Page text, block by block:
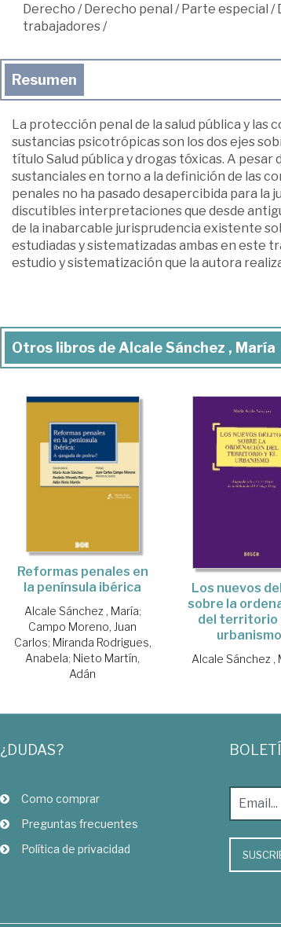
Derecho /Derecho penal /Parte especial /
trabajadores/
Resumen
La protección penal de la salud pública y las
sustancias psicotrópicas son los dos ejes
título Salud pública y drogas tóxicas. A
sustanciales en torno a la definición de las
penales no ha pasado desapercibida para la
discutibles interpretaciones que desde
de la inabarcable jurisprudencia existente
estudiadas y sistematizadas ambas en este
estudio y sistematización que la autora
Otros libros de Alcale Sánchez , María
Reformas penales en
la península ibérica
Alcale Sánchez , María;
Campo Moreno, Juan
Carlos; Miranda Rodrigues,
Anabela; Nieto Martín,
Adán
Los nuevos
sobre la
del territorio
urbanismo
Alcale Sánchez ,
¿DUDAS?
Como comprar
Preguntas frecuentes
Política de privacidad